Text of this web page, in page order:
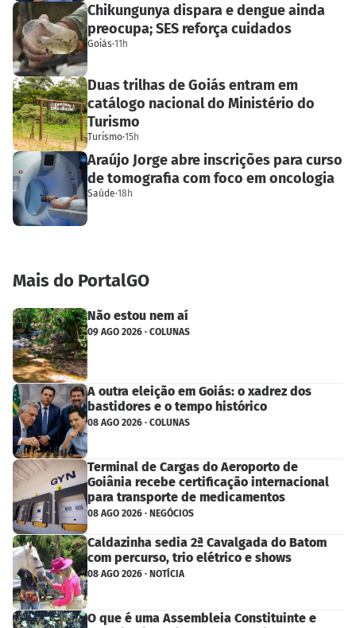
Chikungunya dispara e dengue ainda
preocupa; SES reforça cuidados
Goiás·11h
Duas trilhas de Goiás entram em
catálogo nacional do Ministério do
Turismo
Turismo·15h
Araújo Jorge abre inscrições para curso
de tomografia com foco em oncologia
Saúde·18h
Mais do PortalGO
Não estou nem aí
09 AGO 2026 · COLUNAS
A outra eleição em Goiás: o xadrez dos
bastidores e o tempo histórico
08 AGO 2026 · COLUNAS
Terminal de Cargas do Aeroporto de
Goiânia recebe certificação internacional
para transporte de medicamentos
08 AGO 2026 · NEGÓCIOS
Caldazinha sedia 2ª Cavalgada do Batom
com percurso, trio elétrico e shows
08 AGO 2026 · NOTÍCIA
O que é uma Assembleia Constituinte e